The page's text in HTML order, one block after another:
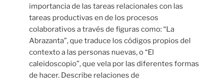
importancia de las tareas relacionales con las
tareas productivas en de los procesos
colaborativos a través de figuras como: “La
Abrazanta”, que traduce los códigos propios del
contexto a las personas nuevas, o “El
caleidoscopio”, que vela por las diferentes formas
de hacer. Describe relaciones de